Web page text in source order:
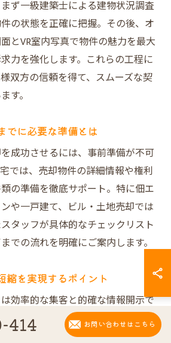
ず一級建築士による建物状況調査
の状態を正確に把握。その後、オ
とVR室内写真で物件の魅力を最大
力を強化します。これらの工程に
双方の信頼を得て、スムーズな契
す。
でに必要な準備とは
成功させるには、事前準備が不可
では、売却物件の詳細情報や権利
の準備を徹底サポート。特に佃エ
や一戸建て、ビル・土地売却では
タッフが具体的なチェックリスト
での流れを明確にご案内します。
縮を実現するポイント
効率的な集客と的確な情報開示で
プレミアム仲介では、オリジナル図
現し、VR室内写真で買主様にリフ
414 お問い合わせはこちら